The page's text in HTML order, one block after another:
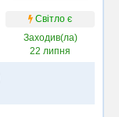
Світло є
Заходив(ла)
22 липня